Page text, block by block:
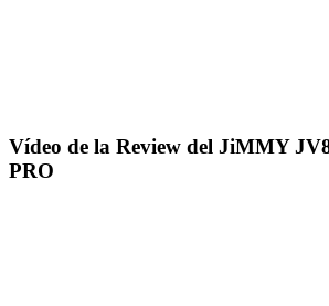
Vídeo de la Review del JiMMY
PRO